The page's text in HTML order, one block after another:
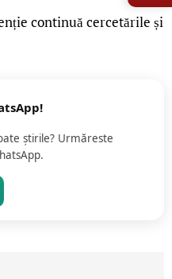
continuă cercetările și
știrile? Urmăreste